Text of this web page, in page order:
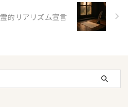
霊的リアリズム宣言